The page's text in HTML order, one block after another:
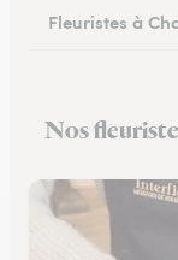
Fleuristes à
Fleuristes à
Nos